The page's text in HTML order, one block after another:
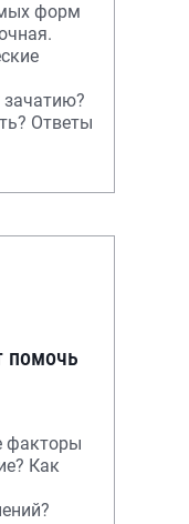
форм
Ответы
помочь
факторы
Как